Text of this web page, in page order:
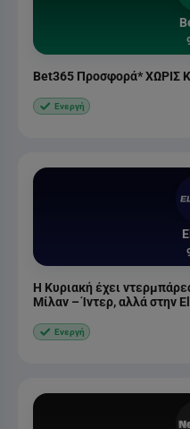
Bet365 Προσφορά* ΧΩΡΙΣ
Ενεργή
Η Κυριακή έχει
Μίλαν – Ίντερ, αλλά στην
Ενεργή